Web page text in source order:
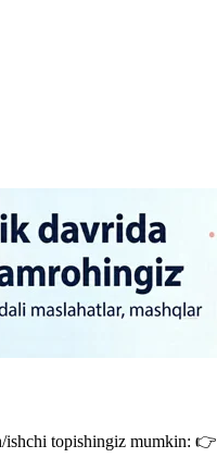
ishchi topishingiz mumkin: 👉